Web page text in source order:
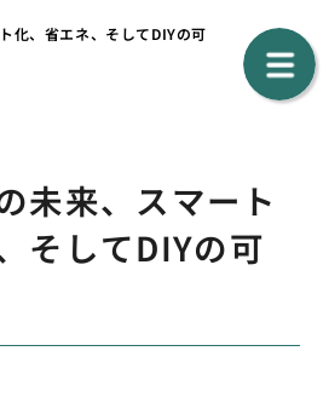
化、省エネ、そしてDIYの可
未来、スマート
そしてDIYの可